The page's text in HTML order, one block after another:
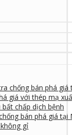
chống bán phá giá
giá với thép mạ
chấp dịch bệnh
bán phá giá tại
gỉ